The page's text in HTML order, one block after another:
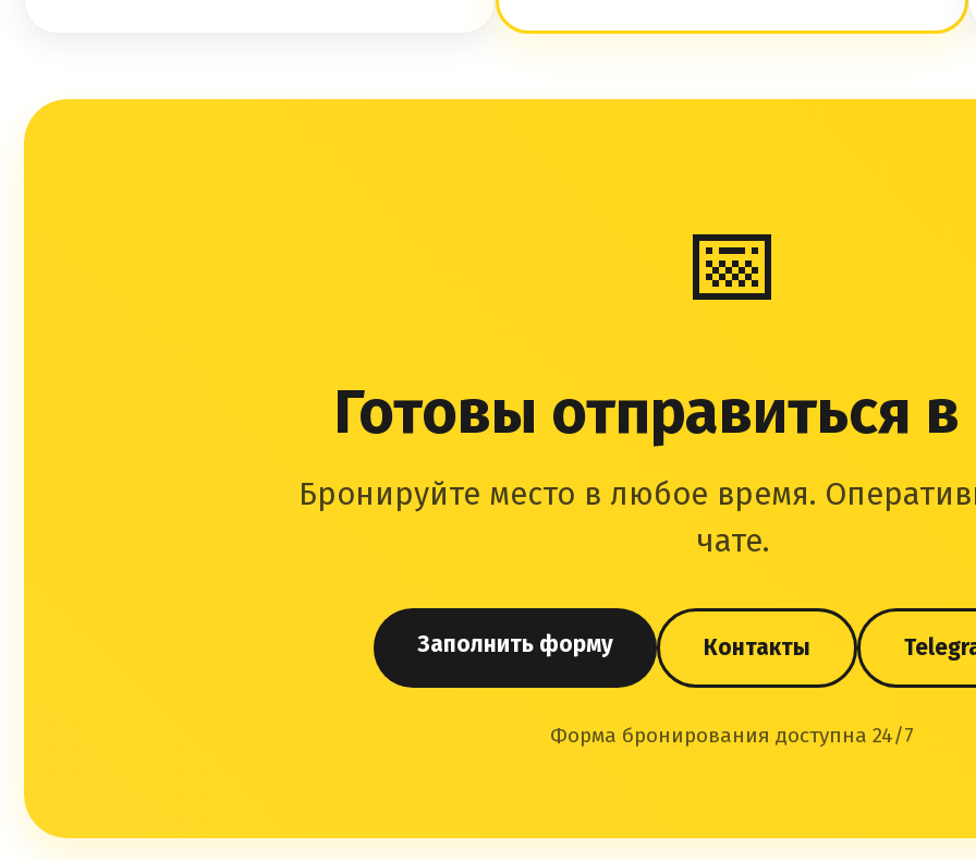
📅
Готовы отправиться в
Бронируйте место в любое время.
чате.
Заполнить форму Контакты
Форма бронирования доступна 24/7